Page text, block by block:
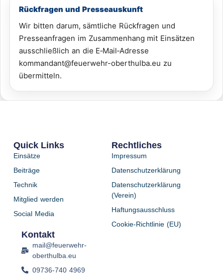
Rückfragen und Presseauskunft
Wir bitten darum, sämtliche Rückfragen und
Presseanfragen im Zusammenhang mit Einsätzen
ausschließlich an die E‑Mail‑Adresse
kommandant@feuerwehr-oberthulba.eu zu
übermitteln.
Quick Links
Einsätze
Beiträge
Technik
Mitglied werden
Social Media
Rechtliches
Impressum
Datenschutzerklärung
Datenschutzerklärung
(Verein)
Haftungsausschluss
Cookie-Richtlinie (EU)
Kontakt
mail@feuerwehr-
oberthulba.eu
09736-740 4969